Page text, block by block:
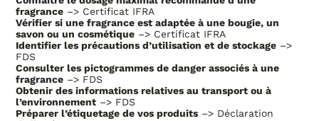
fragrance –> Certificat IFRA
Vérifier si une fragrance est adaptée à une bougie, un
savon ou un cosmétique –> Certificat IFRA
Identifier les précautions d’utilisation et de stockage –>
FDS
Consulter les pictogrammes de danger associés à une
fragrance –> FDS
Obtenir des informations relatives au transport ou à
l’environnement –> FDS
Préparer l’étiquetage de vos produits –> Déclaration